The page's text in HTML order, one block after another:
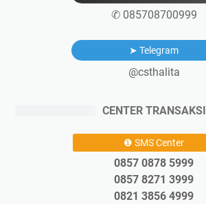
✆ 085708700999
➤ Telegram
@csthalita
CENTER TRANSAKSI
❶ SMS Center
0857 0878 5999
0857 8271 3999
0821 3856 4999